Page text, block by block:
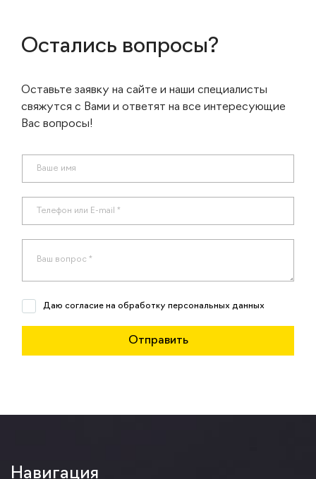
Остались вопросы?
Оставьте заявку на сайте и наши специалисты
свяжутся с Вами и ответят на все интересующие
Вас вопросы!
Даю согласие на обработку персональных данных
Навигация